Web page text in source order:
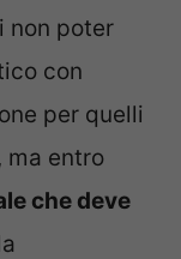
non poter
con
per quelli
ma entro
che deve